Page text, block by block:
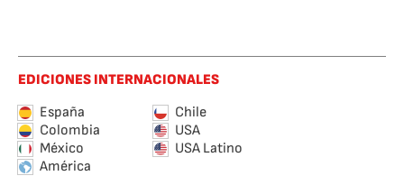
EDICIONES INTERNACIONALES
España
Chile
Colombia
USA
México
USA Latino
América